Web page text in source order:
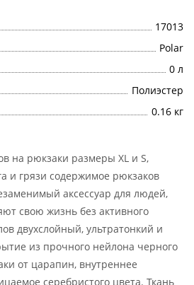
17013
Polar
0 л
Полиэстер
0.16 кг
на рюкзаки размеры XL и S,
и грязи содержимое рюкзаков
аксессуар для людей,
свою жизнь без активного
двухслойный, ультратонкий и
из прочного нейлона черного
от царапин, внутреннее
серебристого цвета. Ткань